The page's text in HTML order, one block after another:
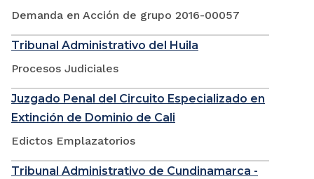
Demanda en Acción de grupo 2016-00057
Tribunal Administrativo del Huila
Procesos Judiciales
Juzgado Penal del Circuito Especializado en
Extinción de Dominio de Cali
Edictos Emplazatorios
Tribunal Administrativo de Cundinamarca -